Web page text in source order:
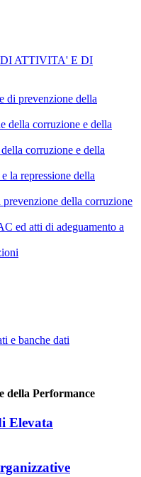
ATTIVITA' E DI
di prevenzione della
della corruzione e della
corruzione e della
la repressione della
della corruzione
ed atti di adeguamento a
e banche dati
della Performance
Elevata